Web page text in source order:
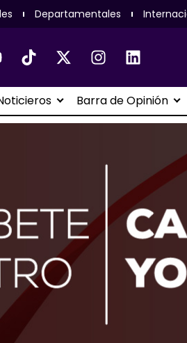
Departamentales
Barra de Opinión